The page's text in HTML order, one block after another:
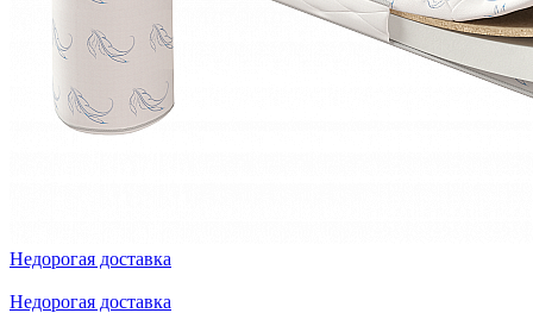
Недорогая доставка
Недорогая доставка